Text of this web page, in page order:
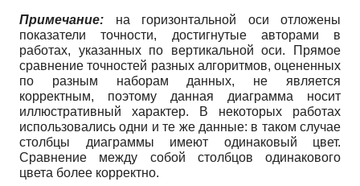
Примечание:
на горизонтальной оси отложены
показатели точности, достигнутые авторами в
работах, указанных по вертикальной оси. Прямое
сравнение точностей разных алгоритмов, оцененных
по разным наборам данных, не является
корректным, поэтому данная диаграмма носит
иллюстративный характер. В некоторых работах
использовались одни и те же данные: в таком случае
столбцы диаграммы имеют одинаковый цвет.
Сравнение между собой столбцов одинакового
цвета более корректно.